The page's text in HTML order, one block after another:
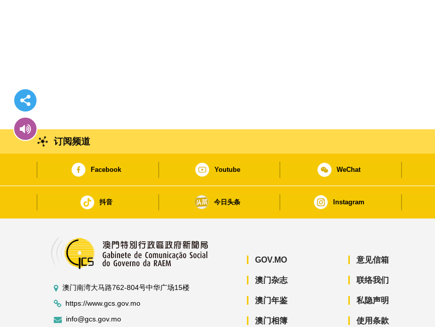
订阅频道
Facebook Youtube WeChat
抖音 今日头条 Instagram
澳门南湾大马路762-804号中华广场15楼
https://www.gcs.gov.mo
info@gcs.gov.mo
GOV.MO
澳门杂志
澳门年鉴
澳门相簿
意见信箱
联络我们
私隐声明
使用条款